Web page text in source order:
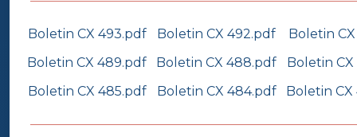
Boletin CX 493.pdf Boletin CX 492.pdf
Boletin
Boletin CX 489.pdf
Boletin CX 488.pdf
Boletin
Boletin CX 485.pdf
Boletin CX 484.pdf Boletin